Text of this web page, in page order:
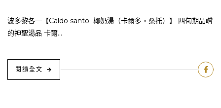
波多黎各—【Caldo santo 椰奶湯（卡爾多・桑托）】 四旬期品嚐
的神聖湯品 卡爾...
閱讀全文